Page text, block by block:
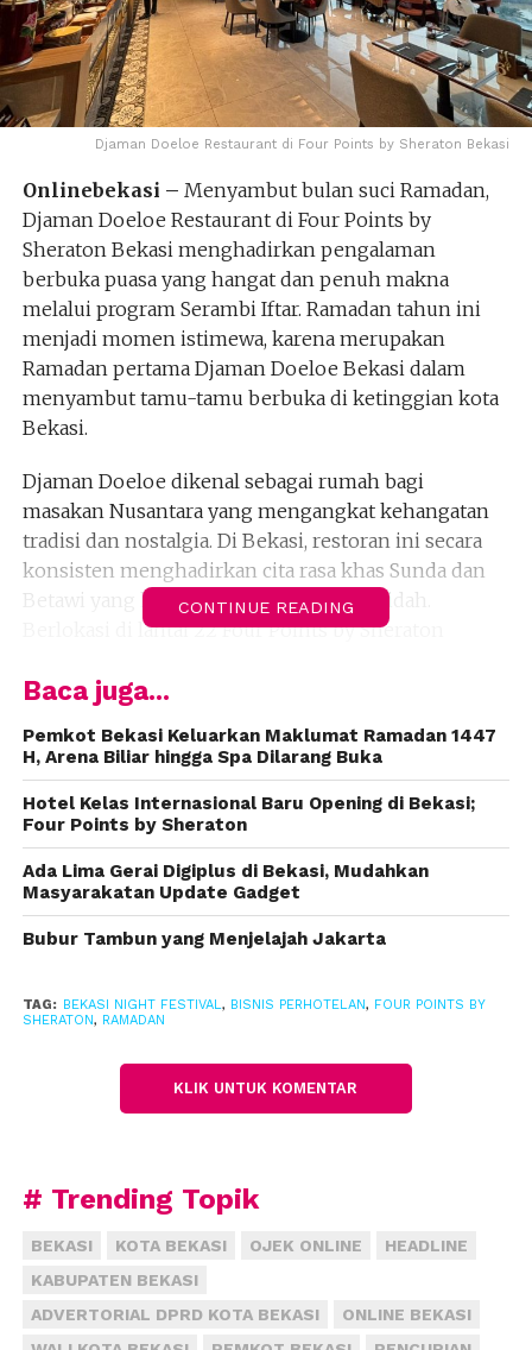
Djaman Doeloe Restaurant di Four Points by Sheraton Bekasi
Onlinebekasi – Menyambut bulan suci Ramadan,
Djaman Doeloe Restaurant di Four Points by
Sheraton Bekasi menghadirkan pengalaman
berbuka puasa yang hangat dan penuh makna
melalui program Serambi Iftar. Ramadan tahun ini
menjadi momen istimewa, karena merupakan
Ramadan pertama Djaman Doeloe Bekasi dalam
menyambut tamu-tamu berbuka di ketinggian kota
Bekasi.
Djaman Doeloe dikenal sebagai rumah bagi
masakan Nusantara yang mengangkat kehangatan
tradisi dan nostalgia. Di Bekasi, restoran ini secara
konsisten menghadirkan cita rasa khas Sunda dan
Betawi yang kaya rempah dan akrab di lidah.
Berlokasi di lantai 22 Four Points by Sheraton
yang menjadi pembeda dalam pengalaman
elevated tanpa kehilangan nuansa kebersamaan
yang hangat.
Menghadirkan sentuhan Timur Tengah yang
identik dengan Ramadan, Serambi Iftar menyajikan
hidangan khas seperti Lamb Ouzi Mandi, Beef
Kabsa, dan Chicken Kebuli, serta hidangan penutup
favorit Ramadan seperti Um Ali dan Kunafah. Tetap
dilengkapi dengan menu Nusantara seperti
takjil khas Sunda dan Betawi.
menciptakan suasana berbuka yang hangat, akrab,
dan penuh kebersamaan—ideal untuk keluarga,
komunitas, hingga kebutuhan korporat.
488.000++ per orang dengan promo spesialBeli 1
CONTINUE READING
Baca juga...
Pemkot Bekasi Keluarkan Maklumat Ramadan 1447
H, Arena Biliar hingga Spa Dilarang Buka
Hotel Kelas Internasional Baru Opening di Bekasi;
Four Points by Sheraton
Ada Lima Gerai Digiplus di Bekasi, Mudahkan
Masyarakatan Update Gadget
Bubur Tambun yang Menjelajah Jakarta
TAG: BEKASI NIGHT FESTIVAL, BISNIS PERHOTELAN, FOUR POINTS BY
SHERATON, RAMADAN
KLIK UNTUK KOMENTAR
# Trending Topik
BEKASI KOTA BEKASI OJEK ONLINE
HEADLINE
KABUPATEN BEKASI
ADVERTORIAL DPRD KOTA BEKASI
ONLINE BEKASI